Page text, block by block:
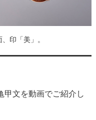
、印「美」。
文を動画でご紹介し